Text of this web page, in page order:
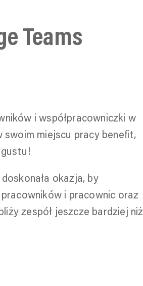
Teams
i współpracowniczki w
swoim miejscu pracy benefit,
okazja, by
i pracownic oraz
zespół jeszcze bardziej niż